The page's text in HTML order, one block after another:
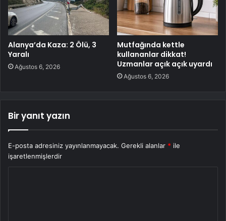
Alanya’da Kaza: 2 Ölü, 3
Yaralı
Ağustos 6, 2026
Mutfağında kettle
kullananlar dikkat!
Uzmanlar açık açık uyardı
Ağustos 6, 2026
Bir yanıt yazın
E-posta adresiniz yayınlanmayacak. Gerekli alanlar * ile
işaretlenmişlerdir